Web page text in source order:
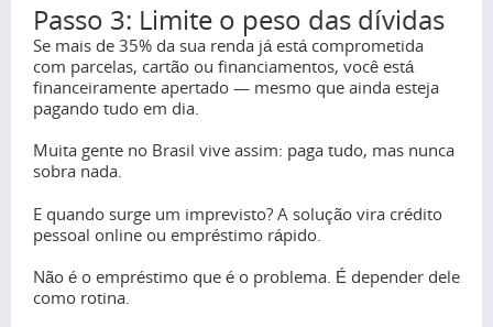
Passo 3: Limite o peso das dívidas
Se mais de 35% da sua renda já está comprometida
com parcelas, cartão ou financiamentos, você está
financeiramente apertado — mesmo que ainda esteja
pagando tudo em dia.
Muita gente no Brasil vive assim: paga tudo, mas nunca
sobra nada.
E quando surge um imprevisto? A solução vira crédito
pessoal online ou empréstimo rápido.
Não é o empréstimo que é o problema. É depender dele
como rotina.